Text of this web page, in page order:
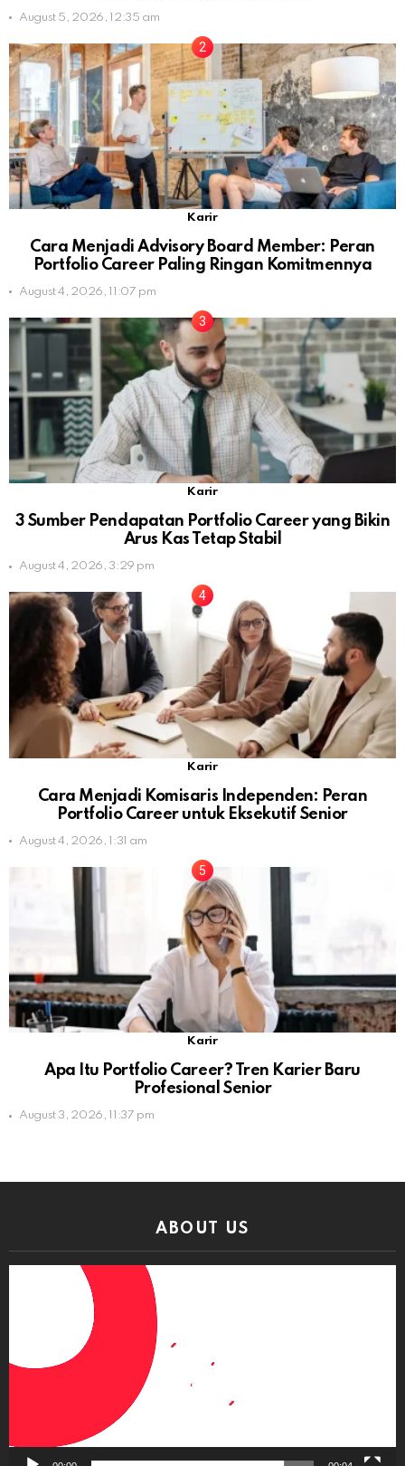
August 5, 2026, 12:35 am
Karir
Cara Menjadi Advisory Board Member: Peran
Portfolio Career Paling Ringan Komitmennya
August 4, 2026, 11:07 pm
Karir
3 Sumber Pendapatan Portfolio Career yang Bikin
Arus Kas Tetap Stabil
August 4, 2026, 3:29 pm
Karir
Cara Menjadi Komisaris Independen: Peran
Portfolio Career untuk Eksekutif Senior
August 4, 2026, 1:31 am
Karir
Apa Itu Portfolio Career? Tren Karier Baru
Profesional Senior
August 3, 2026, 11:37 pm
ABOUT US